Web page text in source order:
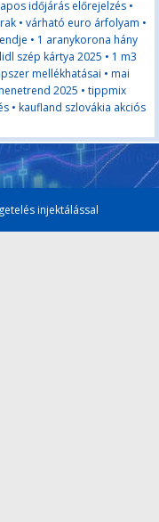
időjárás előrejelzés •
• várható euro árfolyam •
• 1 aranykorona hány
lidl szép kártya 2025 • 1 m3
mellékhatásai • mai
2025 • tippmix
• kaufland szlovákia akciós
injektálással